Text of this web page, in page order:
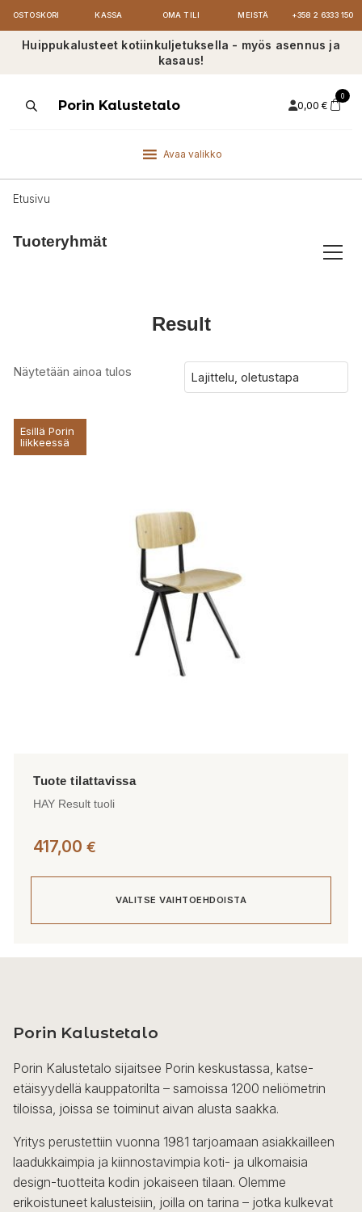
OSTOSKORI KASSA OMA TILI MEISTÄ +358 2 6333 150
Huippukalusteet kotiinkuljetuksella - myös asennus ja
kasaus!
ProductsPorin Kalustetalo 0,00 €
0
Avaa valikko
Etusivu
Tuoteryhmät
Result
Näytetään ainoa tulos
Esillä Porin
liikkeessä
HAY Result tuoli
417,00 €
VALITSE VAIHTOEHDOISTA
muunnelma.
tehdä
valinnat
tuotteen
sivulla.
Porin Kalustetalo
Porin Kalustetalo sijaitsee Porin keskustassa, katse-
etäisyydellä kauppatorilta – samoissa 1200 neliömetrin
tiloissa, joissa se toiminut aivan alusta saakka.
Yritys perustettiin vuonna 1981 tarjoamaan asiakkailleen
laadukkaimpia ja kiinnostavimpia koti- ja ulkomaisia
design-tuotteita kodin jokaiseen tilaan. Olemme
erikoistuneet kalusteisiin, joilla on tarina – jotka kulkevat